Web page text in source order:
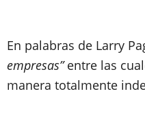
En palabras de Larry
empresas”entre las
manera totalmente